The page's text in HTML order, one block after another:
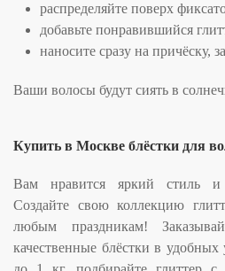
распределяйте поверх
добавьте понравившийся
наносите сразу на причёску,
Ваши волосы будут сиять в
Купить в Москве блёстки для
Вам нравится яркий стиль и
Создайте свою коллекцию
любым праздникам!
качественные блёстки в